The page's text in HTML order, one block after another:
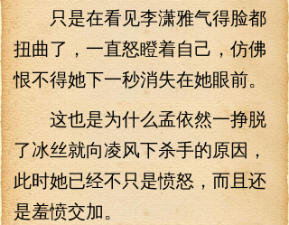
只是在看见李潇雅气得脸都
扭曲了，一直怒瞪着自己，仿佛
恨不得她下一秒消失在她眼前。
这也是为什么孟依然一挣脱
了冰丝就向凌风下杀手的原因，
此时她已经不只是愤怒，而且还
是羞愤交加。